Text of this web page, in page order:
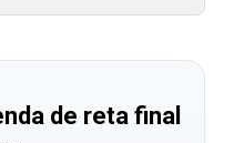
de reta final